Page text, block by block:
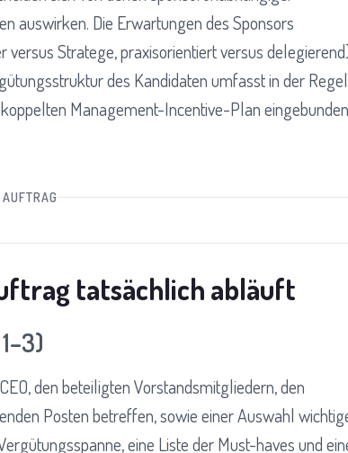
auswirken. Die Erwartungen des Sponsors
Stratege, praxisorientiert versus
des Kandidaten umfasst in der Regel
Management-Incentive-Plan eingebunden
tatsächlich abläuft
den beteiligten Vorstandsmitgliedern, den
Posten betreffen, sowie einer Auswahl
eine Liste der Must-haves und